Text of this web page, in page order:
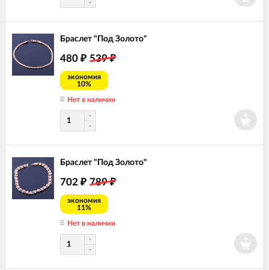
Браслет "Под Золото"
480 ₽ 539₽
экономия
10%
Нет в наличии
Браслет "Под Золото"
702 ₽ 789₽
экономия
11%
Нет в наличии